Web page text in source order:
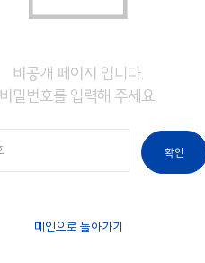
비공개 페이지 입니다.
비밀번호를 입력해 주세요.
확인
메인으로 돌아가기